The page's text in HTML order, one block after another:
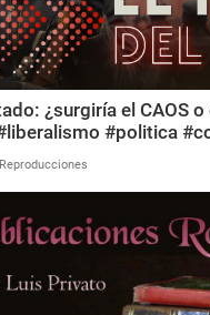
¿surgiría el CAOS o
#politica